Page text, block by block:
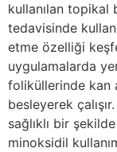
kullanılan topikal
tedavisinde
etme özelliği
uygulamalarda
foliküllerinde kan
besleyerek
sağlıklı bir
minoksidil